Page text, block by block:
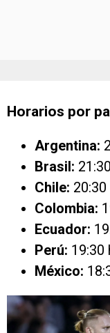
Horarios por
Argentina:
Brasil:
Chile:
Colombia:
Ecuador:
Perú: 19:30
México: